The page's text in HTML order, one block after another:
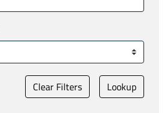
Clear Filters Lookup